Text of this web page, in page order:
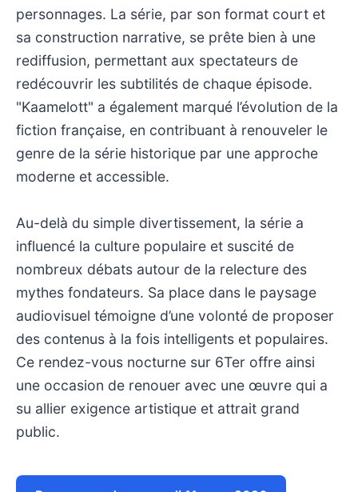
personnages. La série, par son format court et
sa construction narrative, se prête bien à une
rediffusion, permettant aux spectateurs de
redécouvrir les subtilités de chaque épisode.
"Kaamelott" a également marqué l’évolution de la
fiction française, en contribuant à renouveler le
genre de la série historique par une approche
moderne et accessible.
Au-delà du simple divertissement, la série a
influencé la culture populaire et suscité de
nombreux débats autour de la relecture des
mythes fondateurs. Sa place dans le paysage
audiovisuel témoigne d’une volonté de proposer
des contenus à la fois intelligents et populaires.
Ce rendez-vous nocturne sur 6Ter offre ainsi
une occasion de renouer avec une œuvre qui a
su allier exigence artistique et attrait grand
public.